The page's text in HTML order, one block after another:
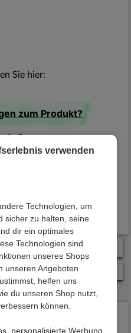
verwenden
Technologien, um
sicher zu halten, seine
dir ein optimales
Technologien sind
unseres Shops
unseren Angeboten
helfen uns
du unseren Shop nutzt,
können.
personalisierte Werbung
Sie hier:
zum Produkt?
uns 2 Jahre gesetzliche